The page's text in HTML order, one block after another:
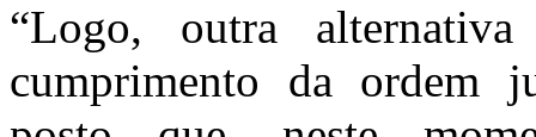
“Logo, outra
cumprimento da ordem